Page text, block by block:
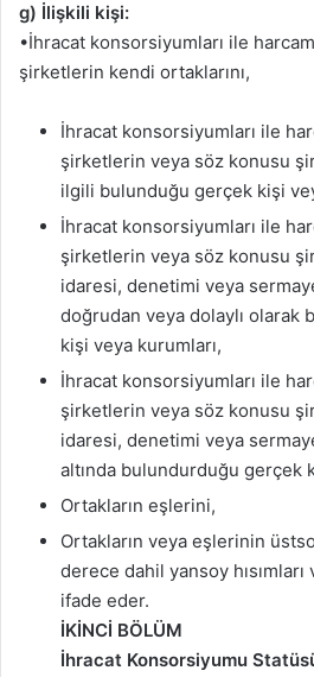
g) İlişkili kişi:
•İhracat konsorsiyumları ile
şirketlerin kendi ortaklarını,
İhracat konsorsiyumları ile
şirketlerin veya söz konusu
ilgili bulunduğu gerçek kişi
İhracat konsorsiyumları ile
şirketlerin veya söz konusu
idaresi, denetimi veya
doğrudan veya dolaylı olarak
kişi veya kurumları,
İhracat konsorsiyumları ile
şirketlerin veya söz konusu
idaresi, denetimi veya
altında bulundurduğu gerçek
Ortakların eşlerini,
Ortakların veya eşlerinin
derece dahil yansoy hısımları
ifade eder.
İKİNCİ BÖLÜM
İhracat Konsorsiyumu